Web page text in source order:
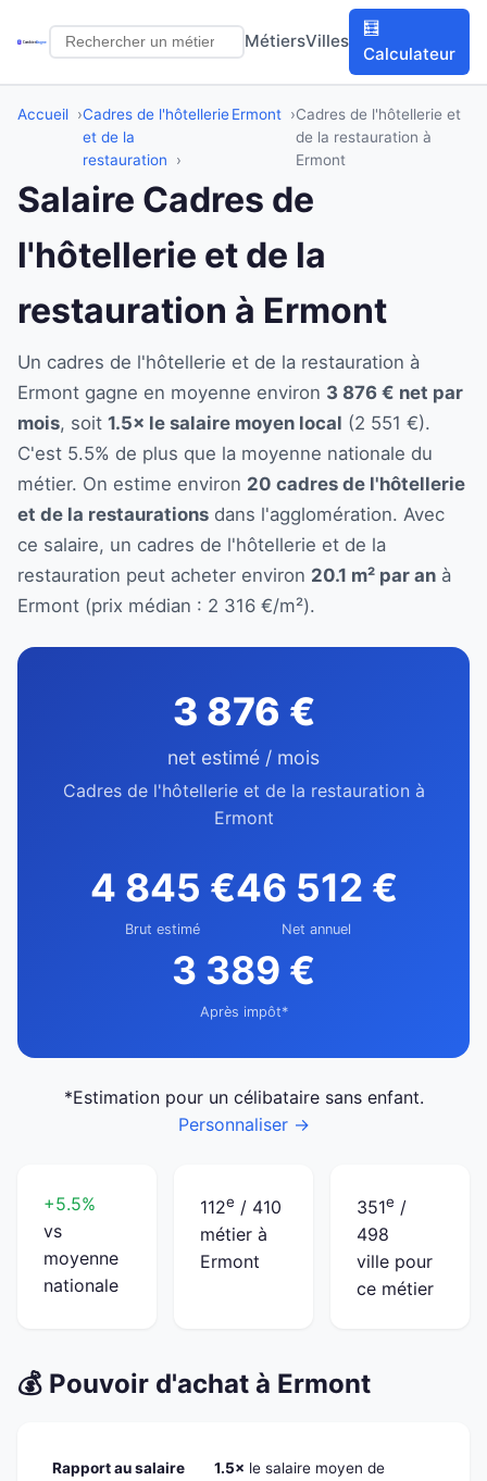
MétiersVilles
🧮
Calculateur
Accueil
Cadres de l'hôtellerie
et de la
restauration
Ermont
Cadres de l'hôtellerie et
de la restauration à
Ermont
Salaire Cadres de
l'hôtellerie et de la
restauration à Ermont
Un cadres de l'hôtellerie et de la restauration à
Ermont gagne en moyenne environ 3 876 € net par
mois, soit 1.5× le salaire moyen local (2 551 €).
C'est 5.5% de plus que la moyenne nationale du
métier. On estime environ 20 cadres de l'hôtellerie
et de la restaurations dans l'agglomération. Avec
ce salaire, un cadres de l'hôtellerie et de la
restauration peut acheter environ 20.1 m² par an à
Ermont (prix médian : 2 316 €/m²).
3 876 €
net estimé / mois
Cadres de l'hôtellerie et de la restauration à
Ermont
4 845 €
Brut estimé
46 512 €
Net annuel
3 389 €
Après impôt*
*Estimation pour un célibataire sans enfant.
Personnaliser →
+5.5%
vs
moyenne
nationale
112e / 410
métier à
Ermont
351e /
498
ville pour
ce métier
💰 Pouvoir d'achat à Ermont
Rapport au salaire
1.5× le salaire moyen de